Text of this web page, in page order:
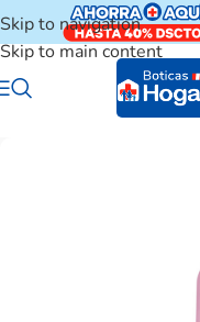
Skip to navigation
Skip to main content